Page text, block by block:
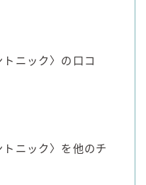
ニック〉の口コ
ニック〉を他のチ